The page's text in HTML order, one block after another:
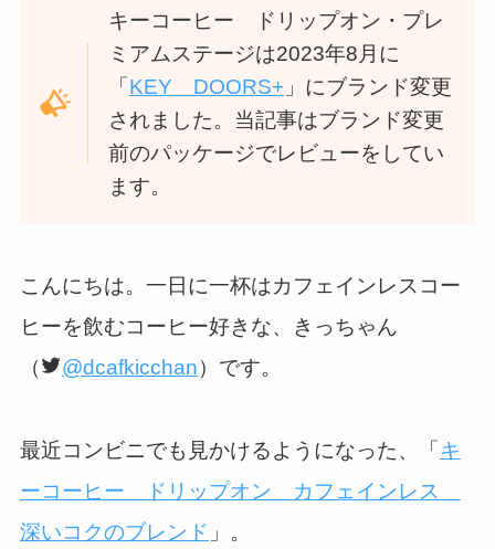
キーコーヒー ドリップオン・プレ
ミアムステージは2023年8月に
「KEY DOORS+」にブランド変更
されました。当記事はブランド変更
前のパッケージでレビューをしてい
ます。
こんにちは。一日に一杯はカフェインレスコー
ヒーを飲むコーヒー好きな、きっちゃん
（
@dcafkicchan）です。
最近コンビニでも見かけるようになった、「キ
ーコーヒー ドリップオン カフェインレス
深いコクのブレンド 」。